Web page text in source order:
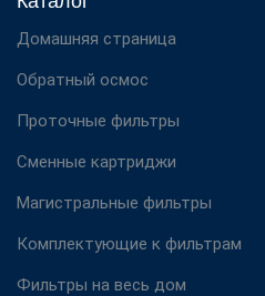
Домашняя страница
Обратный осмос
Проточные фильтры
Сменные картриджи
Магистральные фильтры
Комплектующие к фильтрам
Фильтры на весь дом